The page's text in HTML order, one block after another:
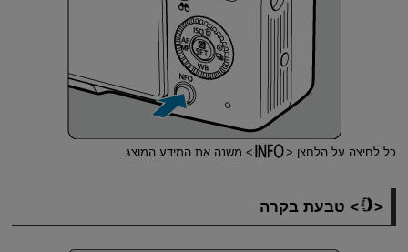
כל לחיצה על הלחצן משנה את המידע המוצג.
טבעת בקרה